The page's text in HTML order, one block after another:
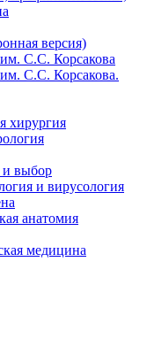
версия)
С.С. Корсакова
С.С. Корсакова.
хирургия
и выбор
и вирусология
анатомия
медицина